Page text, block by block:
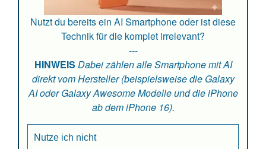
Nutzt du bereits ein AI Smartphone oder ist diese
Technik für die komplet irrelevant?
---
HINWEIS Dabei zählen alle Smartphone mit AI
direkt vom Hersteller (beispielsweise die Galaxy
AI oder Galaxy Awesome Modelle und die iPhone
ab dem iPhone 16).
Nutze ich nicht